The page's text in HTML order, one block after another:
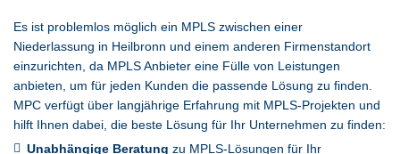
Es ist problemlos möglich ein MPLS zwischen einer
Niederlassung in Heilbronn und einem anderen Firmenstandort
einzurichten, da MPLS Anbieter eine Fülle von Leistungen
anbieten, um für jeden Kunden die passende Lösung zu finden.
MPC verfügt über langjährige Erfahrung mit MPLS-Projekten und
hilft Ihnen dabei, die beste Lösung für Ihr Unternehmen zu finden:
Unabhängige Beratung zu MPLS-Lösungen für Ihr